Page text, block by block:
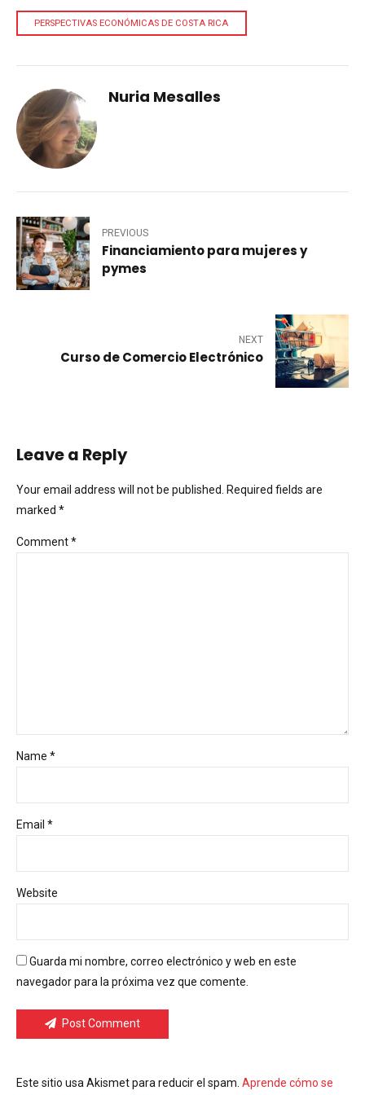
PERSPECTIVAS ECONÓMICAS DE COSTA RICA
Nuria Mesalles
PREVIOUS
Financiamiento para mujeres y
pymes
NEXT
Curso de Comercio Electrónico
Leave a Reply
Your email address will not be published. Required fields are
marked *
Comment*
Name *
Email *
Website
Guarda mi nombre, correo electrónico y web en este
navegador para la próxima vez que comente.
Post Comment
Este sitio usa Akismet para reducir el spam. Aprende cómo se